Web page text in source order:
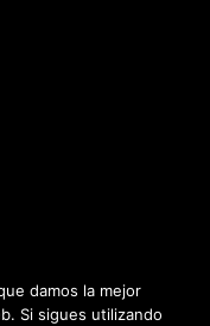
damos la mejor
Si sigues utilizando